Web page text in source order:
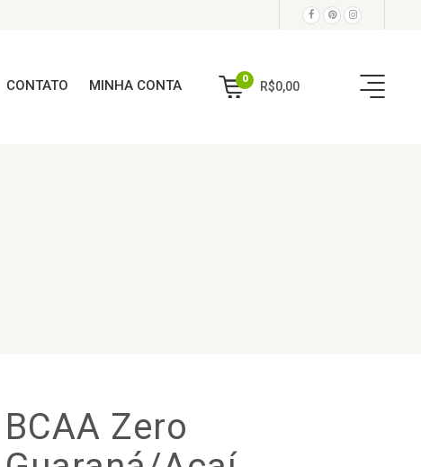
CONTATO MINHA CONTA 0
R$0,00
BCAA Zero